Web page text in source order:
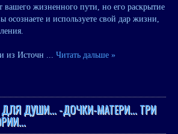
вашего жизненного пути, но его раскрытие
осознаете и используете свой дар жизни,
из Источн ... Читать дальше »
ДУШИ... -ДОЧКИ-МАТЕРИ... ТРИ